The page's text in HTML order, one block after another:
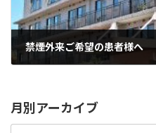
禁煙外来ご希望の患者様へ
月別アーカイブ